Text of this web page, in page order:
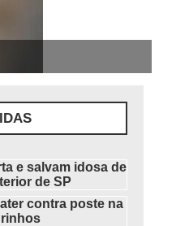
e salvam idosa de
de SP
contra poste na